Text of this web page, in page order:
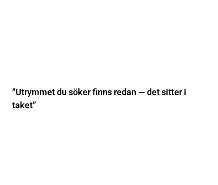
”Utrymmet du söker finns redan — det sitter i
taket”